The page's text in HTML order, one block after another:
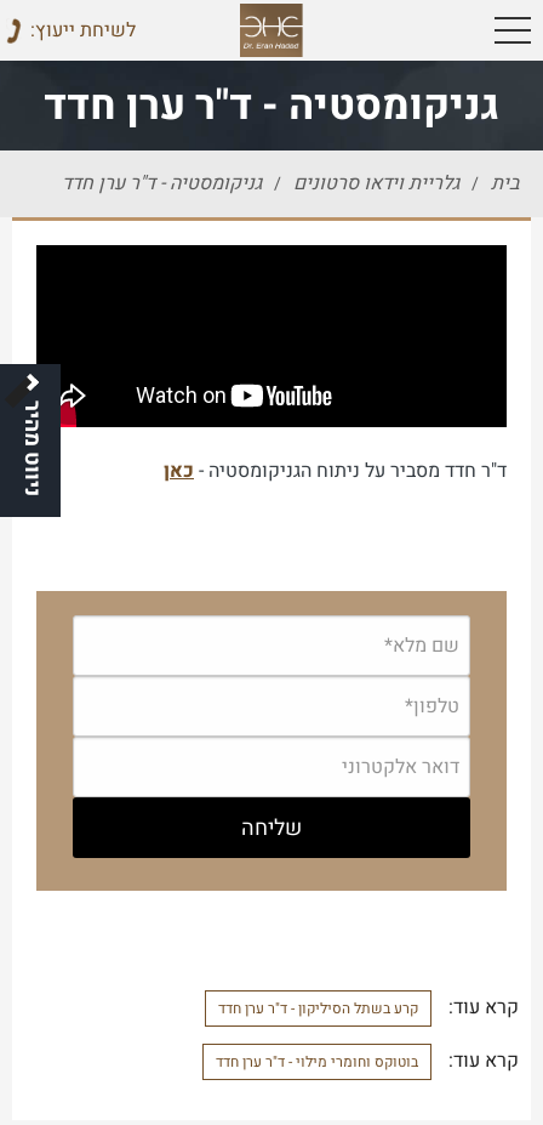
:לשיחת ייעוץ
גניקומסטיה - ד"ר ערן חדד
בית / גלריית וידאו סרטונים / גניקומסטיה - ד"ר ערן חדד
ניווט מהיר ד"ר חדד מסביר על ניתוח הגניקומסטיה -כאן
קרא עוד: קרע בשתל הסיליקון - ד"ר ערן חדד
קרא עוד: בוטוקס וחומרי מילוי - ד"ר ערן חדד